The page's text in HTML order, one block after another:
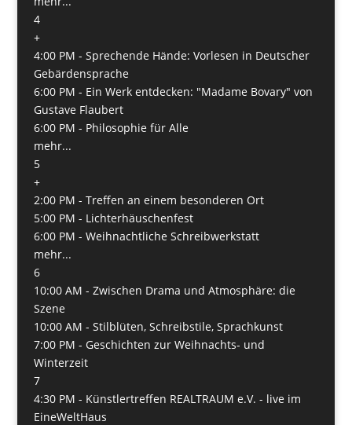
4
+
4:00 PM - Sprechende Hände: Vorlesen in Deutscher
Gebärdensprache
6:00 PM - Ein Werk entdecken: "Madame Bovary" von
Gustave Flaubert
6:00 PM - Philosophie für Alle
mehr...
5
+
2:00 PM - Treffen an einem besonderen Ort
5:00 PM - Lichterhäuschenfest
6:00 PM - Weihnachtliche Schreibwerkstatt
mehr...
6
10:00 AM - Zwischen Drama und Atmosphäre: die
Szene
10:00 AM - Stilblüten, Schreibstile, Sprachkunst
7:00 PM - Geschichten zur Weihnachts- und
Winterzeit
7
4:30 PM - Künstlertreffen REALTRAUM e.V. - live im
EineWeltHaus